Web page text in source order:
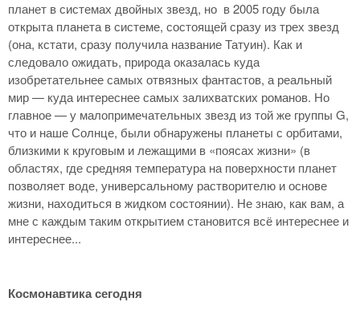
планет в системах двойных звезд, но в 2005 году была
открыта планета в системе, состоящей сразу из трех звезд
(она, кстати, сразу получила название Татуин). Как и
следовало ожидать, природа оказалась куда
изобретательнее самых отвязных фантастов, а реальный
мир — куда интереснее самых залихватских романов. Но
главное — у малопримечательных звезд из той же группы G,
что и наше Солнце, были обнаружены планеты с орбитами,
близкими к круговым и лежащими в «поясах жизни» (в
областях, где средняя температура на поверхности планет
позволяет воде, универсальному растворителю и основе
жизни, находиться в жидком состоянии). Не знаю, как вам, а
мне с каждым таким открытием становится всё интереснее и
интереснее...
Космонавтика сегодня